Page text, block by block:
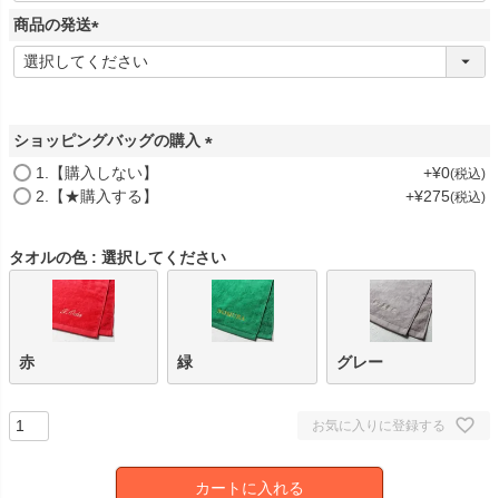
商品の発送
(
必
ショッピングバッグの購入
1.【購入しない】 +¥0 税込
2.【★購入する】 +¥275 税込
タオルの色 選択してください
赤 緑 グレー
お気に入りに登録する
カートに入れる